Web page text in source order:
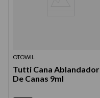
OTOWIL
Tutti Cana Ablandador
De Canas 9ml